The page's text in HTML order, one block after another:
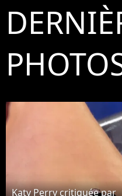
Katy Perry critiquée par